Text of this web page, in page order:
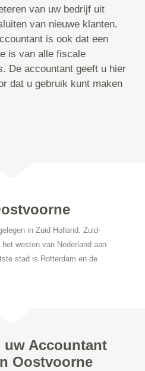
van uw bedrijf uit
van nieuwe klanten.
is ook dat een
is van alle fiscale
De accountant geeft u hier
dat u gebruik kunt maken
in Zuid Holland. Zuid-
westen van Nederland aan
stad is Rotterdam en de
uw Accountant
Oostvoorne